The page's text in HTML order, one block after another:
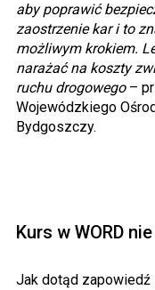
aby poprawić
zaostrzenie kar i to
możliwym krokiem.
narażać na koszty
ruchu drogowego–
Wojewódzkiego
Bydgoszczy.
Kurs w WORD
Jak dotąd